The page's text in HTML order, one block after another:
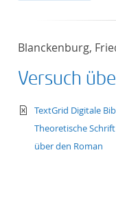
Blanckenburg,
Versuch
text/xml
TextGrid Digitale
Theoretische Schrift
über den Roman